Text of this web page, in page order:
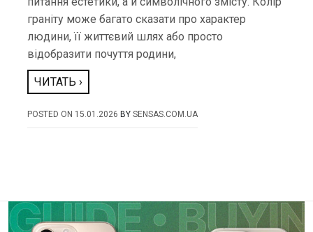
граніту може багато сказати про характер
людини, її життєвий шлях або просто
відобразити почуття родини,
ЧИТАТЬ ›
POSTED ON 15.01.2026 BYSENSAS.COM.UA